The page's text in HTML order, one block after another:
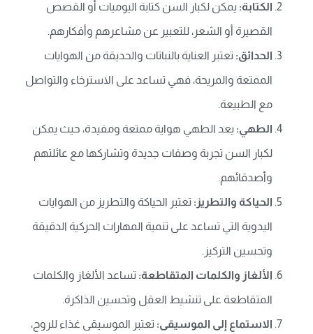
الكتابة: يمكن لكبار السن كتابة اليوميات أو القصص
القصيرة أو الشعر، للتعبير عن مشاعرهم وأفكارهم.
الحدائق: تعتبر العناية بالنباتات والحديقة من الهوايات
الممتعة والمريحة، فهي تساعد على الاسترخاء والتواصل
مع الطبيعة.
الطهي: يعد الطهي هواية ممتعة ومفيدة، حيث يمكن
لكبار السن تجربة وصفات جديدة وتشاركها مع عائلتهم
وأصدقائهم.
الحياكة والتطريز: تعتبر الحياكة والتطريز من الهوايات
اليدوية التي تساعد على تنمية المهارات الحركية الدقيقة
وتحسين التركيز.
الألغاز والكلمات المتقاطعة: تساعد الألغاز والكلمات
المتقاطعة على تنشيط العقل وتحسين الذاكرة.
الاستماع إلى الموسيقى: تعتبر الموسيقى غذاء للروح،